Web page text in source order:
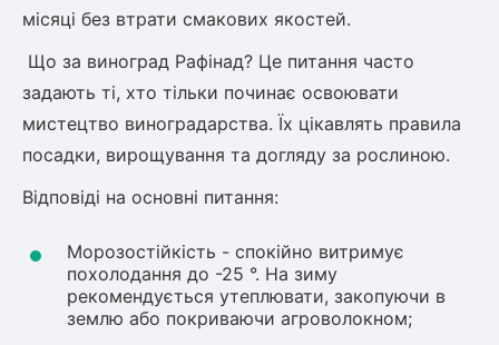
місяці без втрати смакових якостей.
Що за виноград Рафінад? Це питання часто
задають ті, хто тільки починає освоювати
мистецтво виноградарства. Їх цікавлять правила
посадки, вирощування та догляду за рослиною.
Відповіді на основні питання:
Морозостійкість - спокійно витримує
похолодання до -25 °. На зиму
рекомендується утеплювати, закопуючи в
землю або покриваючи агроволокном;